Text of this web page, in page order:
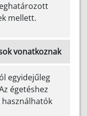
mellett.
vonatkoznak
egyidejűleg
égetéshez